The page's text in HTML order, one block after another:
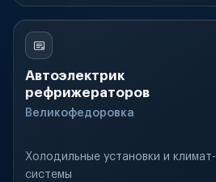
Автоэлектрик
рефрижераторов
Великофедоровка
Холодильные установки и климат-
системы